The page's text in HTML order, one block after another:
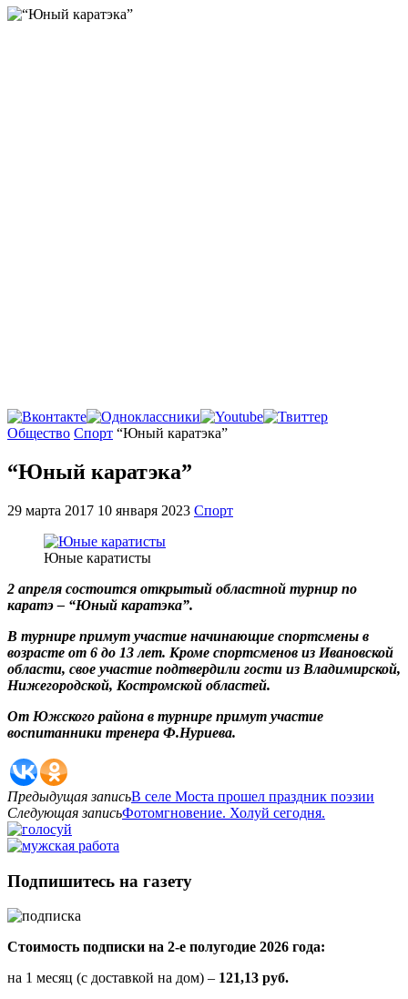
Главная
Общество Спорт “Юный каратэка”
“Юный каратэка”
29 марта 2017 10 января 2023 Спорт
Юные каратисты
2 апреля состоится открытый областной турнир по
каратэ – “Юный каратэка”.
В турнире примут участие начинающие спортсмены в
возрасте от 6 до 13 лет. Кроме спортсменов из Ивановской
области, свое участие подтвердили гости из Владимирской,
Нижегородской, Костромской областей.
От Южского района в турнире примут участие
воспитанники тренера Ф.Нуриева.
Предыдущая записьВ селе Моста прошел праздник поэзии
Следующая записьФотомгновение. Холуй сегодня.
Подпишитесь на газету
Стоимость подписки на 2-е полугодие 2026 года:
на 1 месяц (с доставкой на дом) – 121,13 руб.